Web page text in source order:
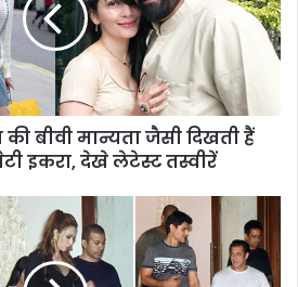
बीवी मान्यता जैसी दिखती हैं
इकरा, देखे लेटेस्ट तस्वीरें